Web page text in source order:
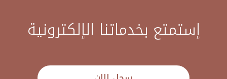
إستمتع بخدماتنا الإلكترونية